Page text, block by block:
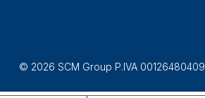
© 2026 SCM Group P.IVA 00126480409